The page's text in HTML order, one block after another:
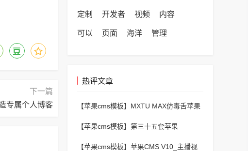
下一篇
专属个人博客
定制 开发者 视频 内容
可以 页面 海洋 管理
热评文章
【苹果cms模板】 MXTU MAX仿毒舌苹果
【苹果cms模板】 第三十五套苹果
【苹果cms模板】 苹果CMS V10_主播视